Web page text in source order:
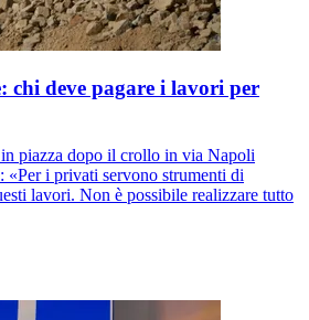
chi deve pagare i lavori per
piazza dopo il crollo in via Napoli
«Per i privati servono strumenti di
lavori. Non è possibile realizzare tutto